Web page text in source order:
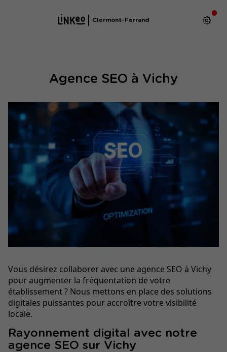
Clermont-Ferrand
Agence SEO à Vichy
Vous désirez collaborer avec une agence SEO à Vichy
pour augmenter la fréquentation de votre
établissement ? Nous mettons en place des solutions
digitales puissantes pour accroître votre visibilité
locale.
Rayonnement digital avec notre
agence SEO sur Vichy